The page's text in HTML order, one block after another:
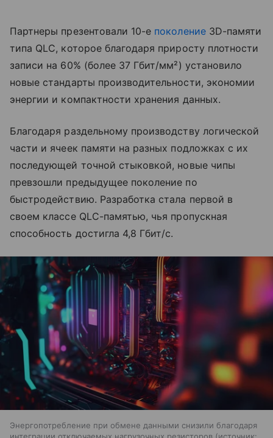
Партнеры презентовали 10-е поколение3D-памяти
типа QLC, которое благодаря приросту плотности
записи на 60% (более 37 Гбит/мм²) установило
новые стандарты производительности, экономии
энергии и компактности хранения данных.
Благодаря раздельному производству логической
части и ячеек памяти на разных подложках с их
последующей точной стыковкой, новые чипы
превзошли предыдущее поколение по
быстродействию. Разработка стала первой в
своем классе QLC-памятью, чья пропускная
способность достигла 4,8 Гбит/с.
Энергопотребление при обмене данными снизили благодаря